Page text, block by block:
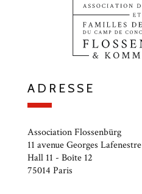
ADRESSE
Association Flossenbürg
11 avenue Georges Lafenestre
Hall 11 - Boîte 12
75014 Paris